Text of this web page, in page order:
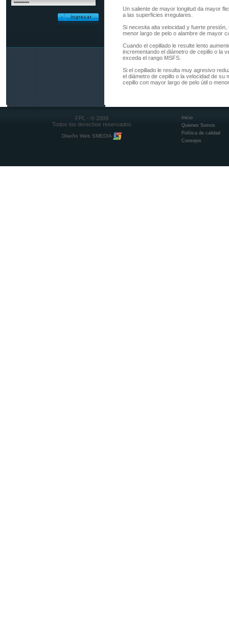
Un saliente de mayor longitud da mayor
a las superficies irregulares.
Si necesita alta velocidad y fuerte
menor largo de pelo o alambre de mayor
Cuando el cepillado le resulte lento
incrementando el diámetro de cepillo o la
exceda el rango MSFS.
Si el cepillado le resulta muy agresivo
el diámetro de cepillo o la velocidad de su
cepillo con mayor largo de pelo útil o
FPL - © 2009
Todos los derechos reservados
Diseño Web SMEDIA
Inicio
Quienes Somos
Política de calidad
Consejos